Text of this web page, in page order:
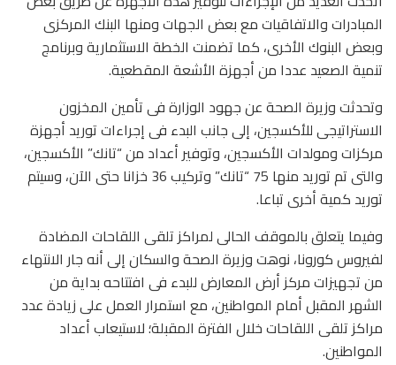
المبادرات والاتفاقيات مع بعض الجهات ومنها البنك المركزى
وبعض البنوك الأخرى، كما تضمنت الخطة الاستثمارية وبرنامج
تنمية الصعيد عددا من أجهزة الأشعة المقطعية.
وتحدثت وزيرة الصحة عن جهود الوزارة فى تأمين المخزون
الاستراتيجى للأكسجين، إلى جانب البدء فى إجراءات توريد أجهزة
مركزات ومولدات الأكسجين، وتوفير أعداد من “تانك” الأكسجين،
والتى تم توريد منها 75 “تانك” وتركيب 36 خزانا حتى الآن، وسيتم
توريد كمية أخرى تباعا.
وفيما يتعلق بالموقف الحالى لمراكز تلقى اللقاحات المضادة
لفيروس كورونا، نوهت وزيرة الصحة والسكان إلى أنه جار الانتهاء
من تجهيزات مركز أرض المعارض للبدء فى افتتاحه بداية من
الشهر المقبل أمام المواطنين، مع استمرار العمل على زيادة عدد
مراكز تلقى اللقاحات خلال الفترة المقبلة؛ لاستيعاب أعداد
المواطنين.